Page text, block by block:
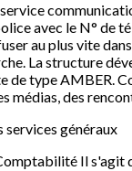
avec le N° de
au plus vite
La structure
de type AMBER.
médias, des
services généraux
Il s'agit